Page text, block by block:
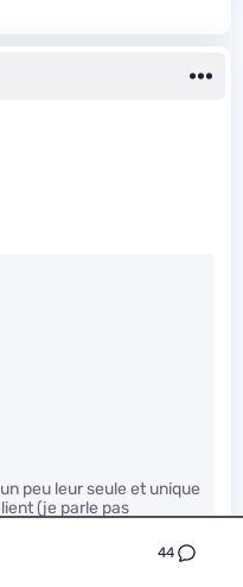
44
peu leur seule et unique
(je parle pas